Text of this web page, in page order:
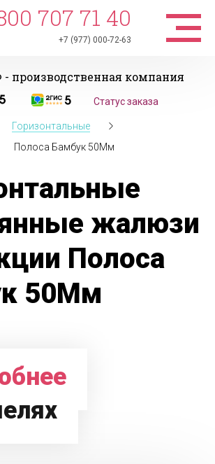
707 71 40
+7 (977) 000-72-63
производственная компания
Статус заказа
Горизонтальные
Полоса Бамбук 50Мм
жалюзи
Полоса
50Мм